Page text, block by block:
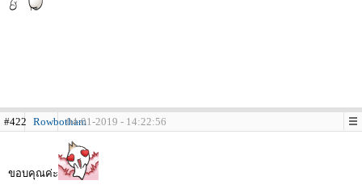
#422 Rowbotham04-01-2019 - 14:22:56
ขอบคุณค่ะ